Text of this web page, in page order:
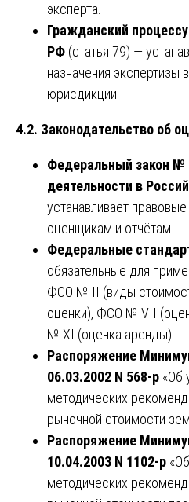
эксперта.
Гражданский
РФ (статья 79) —
назначения экспертизы
юрисдикции.
4.2. Законодательство об
Федеральный закон №
деятельности в
устанавливает
оценщикам и отчётам.
Федеральные
обязательные для
ФСО № II (виды
оценки), ФСО № VII
№ XI (оценка аренды).
Распоряжение
06.03.2002 N 568-р «Об
методических
рыночной стоимости
Распоряжение
10.04.2003 N 1102-р
методических